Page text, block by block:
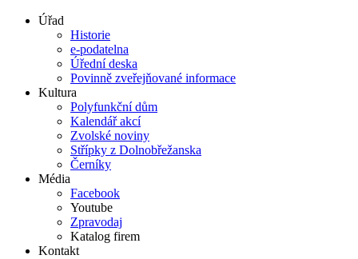
Úřad
Historie
e-podatelna
Úřední deska
Povinně zveřejňované informace
Kultura
Polyfunkční dům
Kalendář akcí
Zvolské noviny
Střípky z Dolnobřežanska
Černíky
Média
Facebook
Youtube
Zpravodaj
Katalog firem
Kontakt